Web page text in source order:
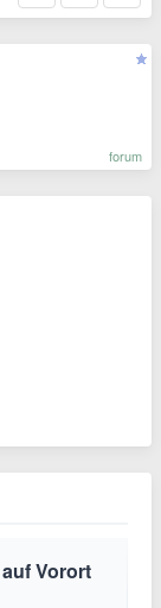
forum
Vorort